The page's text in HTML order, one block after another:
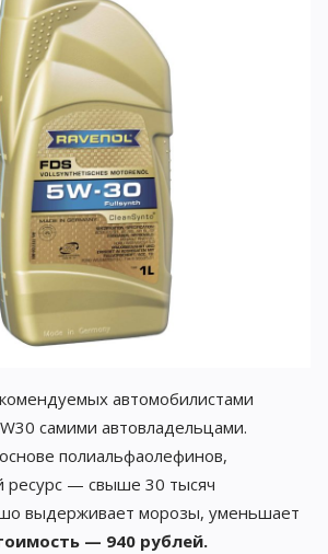
автомобилистами
самими автовладельцами.
полиальфаолефинов,
ресурс — свыше 30 тысяч
выдерживает морозы, уменьшает
— 940 рублей.